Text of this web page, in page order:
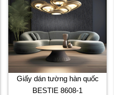
Giấy dán tường hàn quốc
BESTIE 8608-1